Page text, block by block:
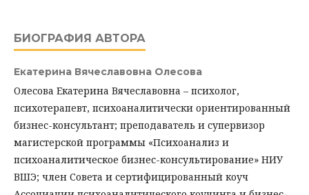
БИОГРАФИЯ АВТОРА
Екатерина Вячеславовна Олесова
Олесова Екатерина Вячеславовна – психолог,
психотерапевт, психоаналитически ориентированный
бизнес-консультант; преподаватель и супервизор
магистерской программы «Психоанализ и
психоаналитическое бизнес-консультирование» НИУ
ВШЭ; член Совета и сертифицированный коуч